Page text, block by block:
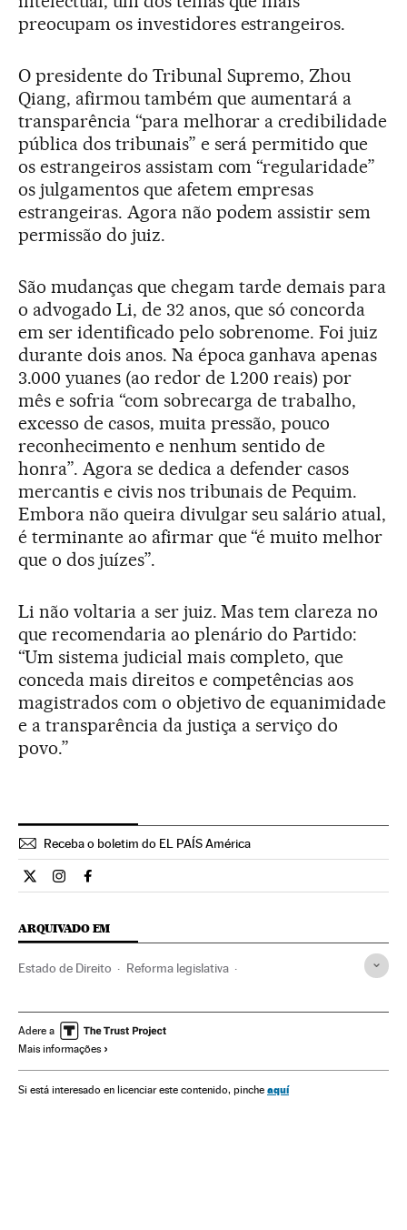
preocupam os investidores estrangeiros.
O presidente do Tribunal Supremo, Zhou
Qiang, afirmou também que aumentará a
transparência “para melhorar a credibilidade
pública dos tribunais” e será permitido que
os estrangeiros assistam com “regularidade”
os julgamentos que afetem empresas
estrangeiras. Agora não podem assistir sem
permissão do juiz.
São mudanças que chegam tarde demais para
o advogado Li, de 32 anos, que só concorda
em ser identificado pelo sobrenome. Foi juiz
durante dois anos. Na época ganhava apenas
3.000 yuanes (ao redor de 1.200 reais) por
mês e sofria “com sobrecarga de trabalho,
excesso de casos, muita pressão, pouco
reconhecimento e nenhum sentido de
honra”. Agora se dedica a defender casos
mercantis e civis nos tribunais de Pequim.
Embora não queira divulgar seu salário atual,
é terminante ao afirmar que “é muito melhor
que o dos juízes”.
Li não voltaria a ser juiz. Mas tem clareza no
que recomendaria ao plenário do Partido:
“Um sistema judicial mais completo, que
conceda mais direitos e competências aos
magistrados com o objetivo de equanimidade
e a transparência da justiça a serviço do
povo.”
Receba o boletim do EL PAÍS América
Internacional El País Brasil en Twitter
Internacional El País Brasil en Instagram
Internacional El País Brasil en Facebook
ARQUIVADO EM
Estado de Direito Reforma legislativa
Ciências políticas Partidos políticos
Regulamento jurídico
Adere a
Mais informações
Si está interesado en licenciar este contenido, pinche aquí